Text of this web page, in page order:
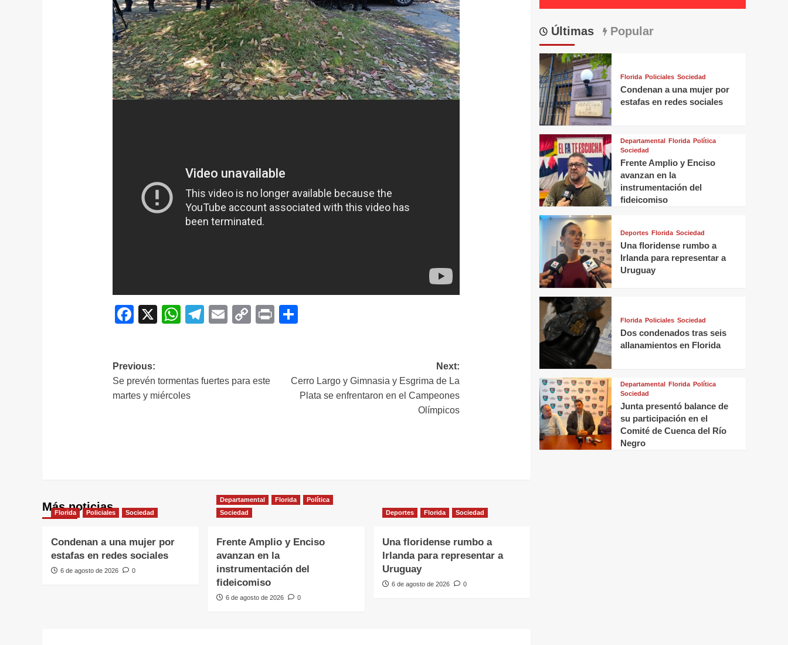
Facebook
X WhatsApp
Telegram
EmailCopyPrint
Navegación
de
entradas
Previous:
Se prevén tormentas fuertes para este
martes y miércoles
Next:
Cerro Largo y Gimnasia y Esgrima de La
Plata se enfrentaron en el Campeones
Olímpicos
Más noticias
Florida Policiales Sociedad
Condenan a una mujer por
estafas en redes sociales
6 de agosto de 2026 0
Departamental Florida
Política
Sociedad
Frente Amplio y Enciso
avanzan en la
instrumentación del
fideicomiso
6 de agosto de 2026 0
Deportes Florida Sociedad
Una floridense rumbo a
Irlanda para representar a
Uruguay
6 de agosto de 2026 0
Últimas Popular
Florida Policiales Sociedad
Condenan a una mujer por
estafas en redes sociales
Departamental Florida Política
Sociedad
Frente Amplio y Enciso
avanzan en la
instrumentación del
fideicomiso
Deportes Florida Sociedad
Una floridense rumbo a
Irlanda para representar a
Uruguay
Florida Policiales Sociedad
Dos condenados tras seis
allanamientos en Florida
Departamental Florida Política
Sociedad
Junta presentó balance de
su participación en el
Comité de Cuenca del Río
Negro